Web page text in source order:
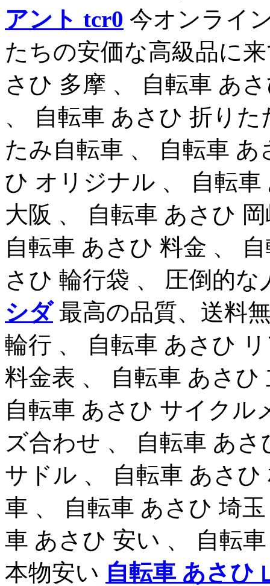
アント tcr0 今オンライ
たちの安価な高級品に
さひ 多摩 、 自転車 あ
、 自転車 あさひ 折り
たみ自転車 、 自転車
ひ オリジナル 、 自転
大阪 、 自転車 あさひ
自転車 あさひ 料金 、
さひ 輪行袋 、 圧倒的
シダ最高の品質、送料
輪行 、 自転車 あさひ
料金表 、 自転車 あさひ
自転車 あさひ サイクル
ズ合わせ 、 自転車 あ
サドル 、 自転車 あさ
車 、 自転車 あさひ 埼
車 あさひ 安い 、 自転
本物安い 自転車 あさひ